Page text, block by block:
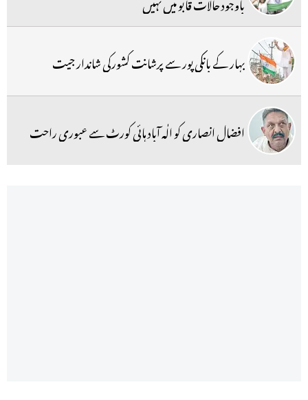
بہار کے بانکی پور سے پرشانت کشورکی شاندار جیت
افضال انصاری کو الٰہ آباد ہائی کورٹ سے عبوری راحت